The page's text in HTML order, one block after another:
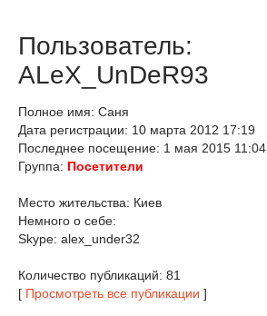
Пользователь:
ALeX_UnDeR93
Полное имя: Саня
Дата регистрации: 10 марта 2012 17:19
Последнее посещение: 1 мая 2015 11:04
Группа: Посетители
Место жительства: Киев
Немного о себе:
Skype: alex_under32
Количество публикаций: 81
[ Просмотреть все публикации ]